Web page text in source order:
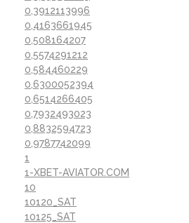
0,3912113996
0,4163661945
0,508164207
0,5574291212
0,584460229
0,6300052394
0,6514266405
0,7932493023
0,8832594723
0,9787742099
1
1-XBET-AVIATOR.COM
10
10120_SAT
10125_SAT